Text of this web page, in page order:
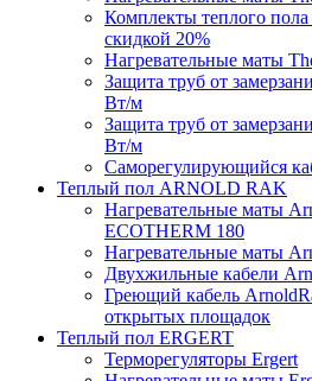
Комплекты теплого пола
скидкой 20%
Нагревательные маты
Защита труб от
Вт/м
Защита труб от
Вт/м
Саморегулирующийся
Теплый пол ARNOLD RAK
Нагревательные маты
ECOTHERM 180
Нагревательные маты
Двухжильные кабели
Греющий кабель
открытых площадок
Теплый пол ERGERT
Терморегуляторы Ergert